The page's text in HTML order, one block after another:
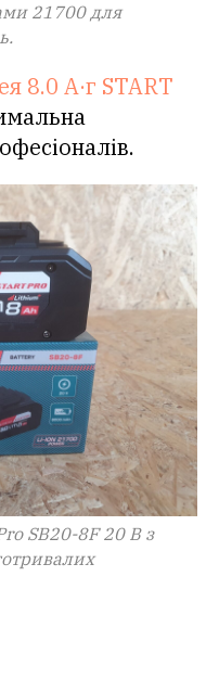
21700 для
8.0 А·г START
SB20-8F 20 В з